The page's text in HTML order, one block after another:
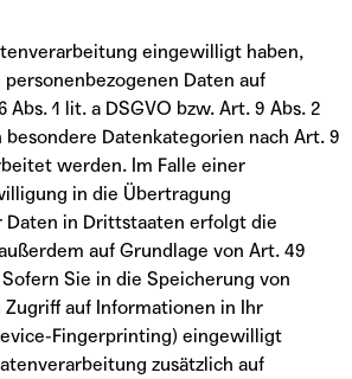
eingewilligt haben,
Daten auf
Abs. 1 lit. a DSGVO bzw. Art. 9 Abs. 2
besondere Datenkategorien nach Art. 9
werden. Im Falle einer
in die Übertragung
Daten in Drittstaaten erfolgt die
auf Grundlage von Art. 49
Sofern Sie in die Speicherung von
Zugriff auf Informationen in Ihr
Fingerprinting) eingewilligt
zusätzlich auf